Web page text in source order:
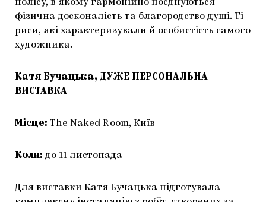
полісу, в якому гармонійно поєднуються
фізична досконалість та благородство душі. Ті
риси, які характеризували й особистість самого
художника.
Катя Бучацька, ДУЖЕ ПЕРСОНАЛЬНА
ВИСТАВКА
Місце: The Naked Room, Київ
Коли: до 11 листопада
Для виставки Катя Бучацька підготувала